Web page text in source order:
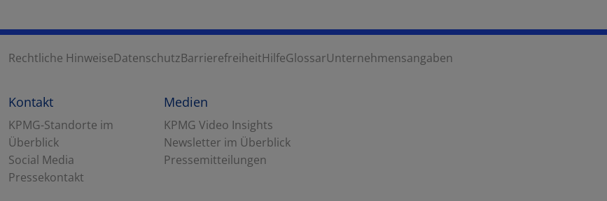
Rechtliche HinweiseDatenschutzBarrierefreiheitHilfeGlossarUnternehmensangaben
Kontakt
KPMG-Standorte im
Überblick
Social Media
Pressekontakt
Medien
KPMG Video Insights
Newsletter im Überblick
Pressemitteilungen